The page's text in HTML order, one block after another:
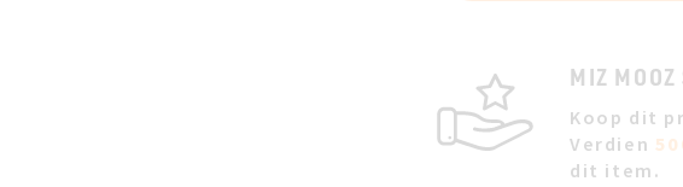
MIZ
Koop dit
Verdien
dit item.